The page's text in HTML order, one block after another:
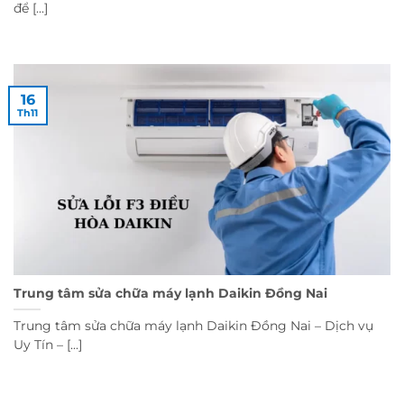
để [...]
Trung tâm sửa chữa máy lạnh Daikin Đồng Nai
Trung tâm sửa chữa máy lạnh Daikin Đồng Nai – Dịch vụ
Uy Tín – [...]
16
Th11